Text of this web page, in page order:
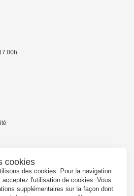
cookies
des cookies. Pour la navigation
l'utilisation de cookies. Vous
supplémentaires sur la façon dont